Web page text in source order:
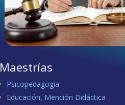
Maestrías
Psicopedagogia
Educación, Mención Didáctica